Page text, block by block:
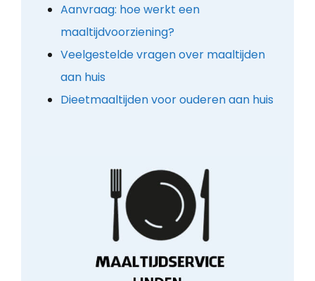
Aanvraag: hoe werkt een
maaltijdvoorziening?
Veelgestelde vragen over maaltijden
aan huis
Dieetmaaltijden voor ouderen aan huis